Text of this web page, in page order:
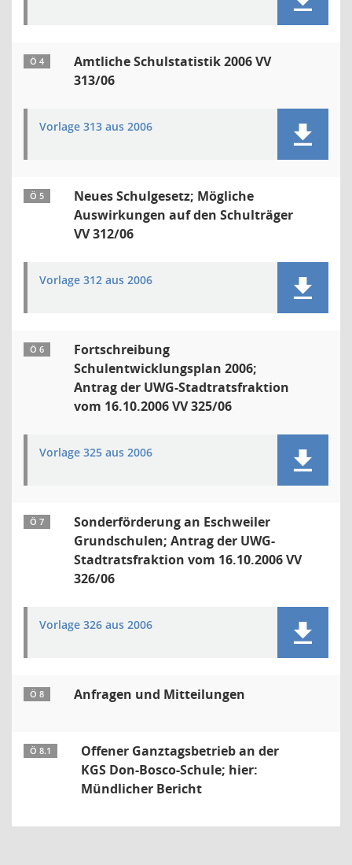
Ö 4
Amtliche Schulstatistik 2006 VV
313/06
Vorlage 313 aus 2006
Ö 5
Neues Schulgesetz; Mögliche
Auswirkungen auf den Schulträger
VV 312/06
Vorlage 312 aus 2006
Ö 6
Fortschreibung
Schulentwicklungsplan 2006;
Antrag der UWG-Stadtratsfraktion
vom 16.10.2006 VV 325/06
Vorlage 325 aus 2006
Ö 7
Sonderförderung an Eschweiler
Grundschulen; Antrag der UWG-
Stadtratsfraktion vom 16.10.2006 VV
326/06
Vorlage 326 aus 2006
Ö 8 Anfragen und Mitteilungen
Ö 8.1
Offener Ganztagsbetrieb an der
KGS Don-Bosco-Schule; hier:
Mündlicher Bericht